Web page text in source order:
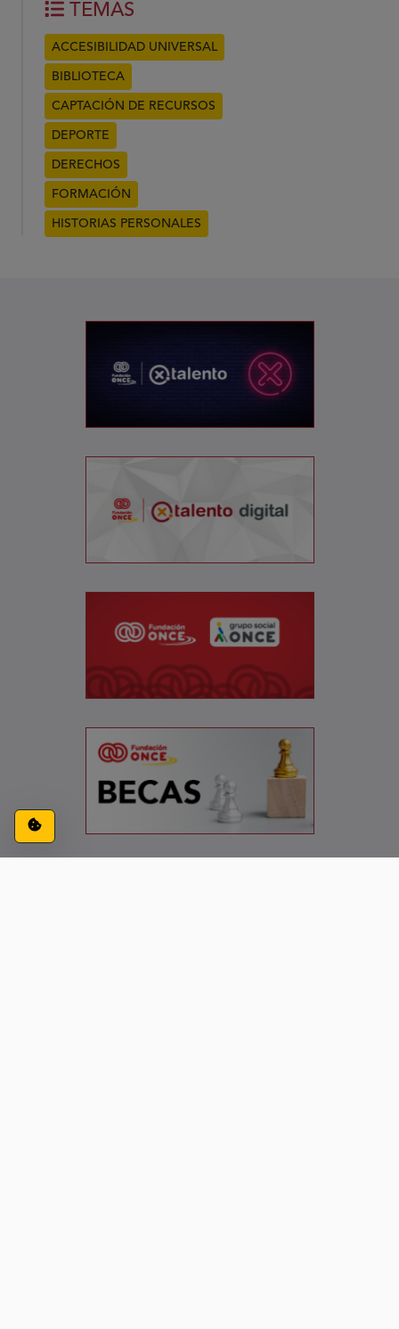
TEMAS
ACCESIBILIDAD UNIVERSAL
BIBLIOTECA
CAPTACIÓN DE RECURSOS
DEPORTE
DERECHOS
FORMACIÓN
HISTORIAS PERSONALES